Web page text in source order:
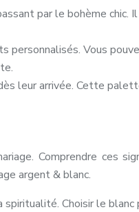
par le bohème chic.
personnalisés. Vous
leur arrivée. Cette
Comprendre ces
argent & blanc.
Choisir le blanc